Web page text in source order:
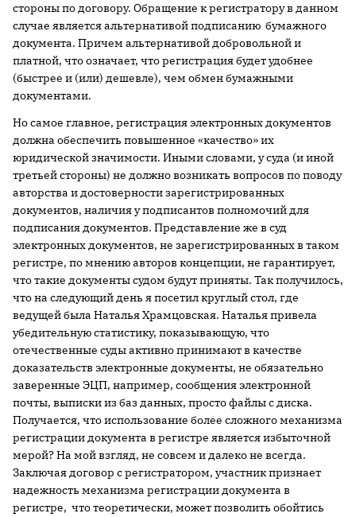
стороны по договору. Обращение к регистратору в данном
случае является альтернативой подписанию бумажного
документа. Причем альтернативой добровольной и
платной, что означает, что регистрация будет удобнее
(быстрее и (или) дешевле), чем обмен бумажными
документами.
Но самое главное, регистрация электронных документов
должна обеспечить повышенное «качество» их
юридической значимости. Иными словами, у суда (и иной
третьей стороны) не должно возникать вопросов по поводу
авторства и достоверности зарегистрированных
документов, наличия у подписантов полномочий для
подписания документов. Представление же в суд
электронных документов, не зарегистрированных в таком
регистре, по мнению авторов концепции, не гарантирует,
что такие документы судом будут приняты. Так получилось,
что на следующий день я посетил круглый стол, где
ведущей была Наталья Храмцовская. Наталья привела
убедительную статистику, показывающую, что
отечественные суды активно принимают в качестве
доказательств электронные документы, не обязательно
заверенные ЭЦП, например, сообщения электронной
почты, выписки из баз данных, просто файлы с диска.
Получается, что использование более сложного механизма
регистрации документа в регистре является избыточной
мерой? На мой взгляд, не совсем и далеко не всегда.
Заключая договор с регистратором, участник признает
надежность механизма регистрации документа в
регистре, что теоретически, может позволить обойтись